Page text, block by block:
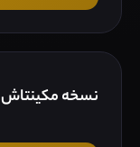
نسخه مکینتاش